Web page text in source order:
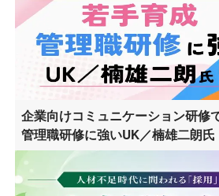
企業向けコミュニケーション研修
管理職研修に強いUK／楠雄二朗氏